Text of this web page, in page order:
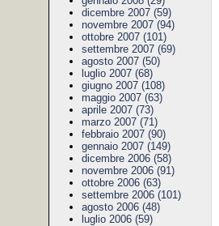
dicembre 2007 (59)
novembre 2007 (94)
ottobre 2007 (101)
settembre 2007 (69)
agosto 2007 (50)
luglio 2007 (68)
giugno 2007 (108)
maggio 2007 (63)
aprile 2007 (73)
marzo 2007 (71)
febbraio 2007 (90)
gennaio 2007 (149)
dicembre 2006 (58)
novembre 2006 (91)
ottobre 2006 (63)
settembre 2006 (101)
agosto 2006 (48)
luglio 2006 (59)